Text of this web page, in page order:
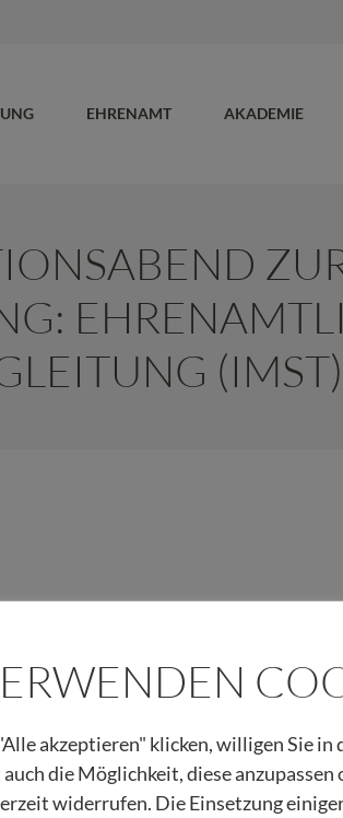
EHRENAMT AKADEMIE
(IMST)
Akademie, Informationsabend
Imst, Stadtplatz 9-10
akzeptieren" klicken, willigen Sie
auch die Möglichkeit, diese
widerrufen. Die Einsetzung